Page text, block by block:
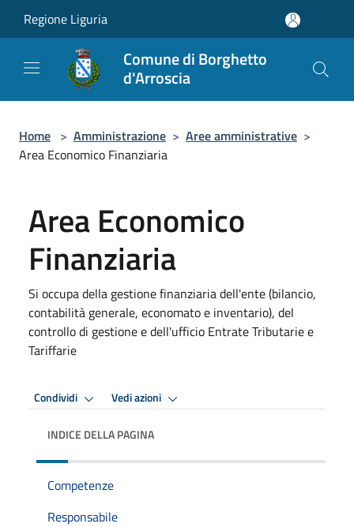
Regione Liguria
Comune di Borghetto
d'Arroscia
Home > Amministrazione > Aree amministrative >
Area Economico Finanziaria
Area Economico
Finanziaria
Si occupa della gestione finanziaria dell'ente (bilancio,
contabilità generale, economato e inventario), del
controllo di gestione e dell'ufficio Entrate Tributarie e
Tariffarie
Condividi Vedi azioni
INDICE DELLA PAGINA
Competenze
Responsabile